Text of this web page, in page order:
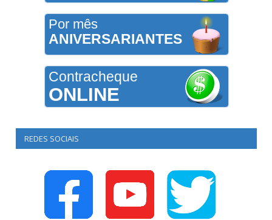
Por mês
ANIVERSARIANTES
Contracheque
ONLINE
REDES SOCIAIS